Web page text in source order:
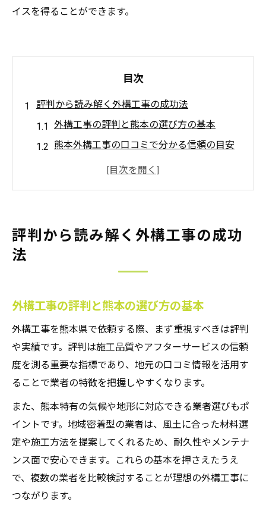
イスを得ることができます。
目次
評判から読み解く外構工事の成功法
外構工事の評判と熊本の選び方の基本
熊本外構工事の口コミで分かる信頼の目安
熊本外構業者のランキング活用術
熊本県で外構工事選びに迷った時の指針
外構工事の評判から見るおすすめ業者
熊本でおしゃれな外構工事を叶える選び方
外構工事のランキングと口コミ活用方法
おしゃれな外構工事を実現する比較ポイント
熊本外構工事で注目したいデザイン性の違
い
外構工事の熊本口コミから学ぶおしゃれ実
例
外構工事熊本安い業者で叶える理想のエク
ステリア
外構工事の評判と費用を比較して賢く選ぶ
評判から読み解く外構工事の成功
法
外構工事の評判と熊本の選び方の基本
外構工事を熊本県で依頼する際、まず重視すべきは評判
や実績です。評判は施工品質やアフターサービスの信頼
度を測る重要な指標であり、地元の口コミ情報を活用す
ることで業者の特徴を把握しやすくなります。
また、熊本特有の気候や地形に対応できる業者選びもポ
イントです。地域密着型の業者は、風土に合った材料選
定や施工方法を提案してくれるため、耐久性やメンテナ
ンス面で安心できます。これらの基本を押さえたうえ
で、複数の業者を比較検討することが理想の外構工事に
つながります。